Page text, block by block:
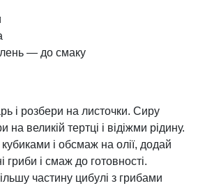
— до смаку
і розбери на листочки. Сиру
на великій тертці і відіжми рідину.
і обсмаж на олії, додай
гриби і смаж до готовності.
частину цибулі з грибами